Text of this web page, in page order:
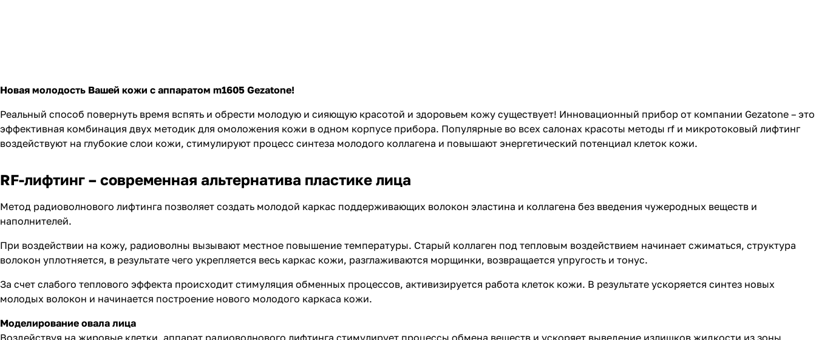
Новая молодость Вашей кожи с аппаратом m1605 Gezatone!
Реальный способ повернуть время вспять и обрести молодую и сияющую красотой и здоровьем кожу существует! Инновационный прибор от компании Gezatone – это
эффективная комбинация двух методик для омоложения кожи в одном корпусе прибора. Популярные во всех салонах красоты методы rf и микротоковый лифтинг
воздействуют на глубокие слои кожи, стимулируют процесс синтеза молодого коллагена и повышают энергетический потенциал клеток кожи.
RF-лифтинг – современная альтернатива пластике лица
Метод радиоволнового лифтинга позволяет создать молодой каркас поддерживающих волокон эластина и коллагена без введения чужеродных веществ и
наполнителей.
При воздействии на кожу, радиоволны вызывают местное повышение температуры. Старый коллаген под тепловым воздействием начинает сжиматься, структура
волокон уплотняется, в результате чего укрепляется весь каркас кожи, разглаживаются морщинки, возвращается упругость и тонус.
За счет слабого теплового эффекта происходит стимуляция обменных процессов, активизируется работа клеток кожи. В результате ускоряется синтез новых
молодых волокон и начинается построение нового молодого каркаса кожи.
Моделирование овала лица